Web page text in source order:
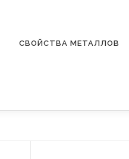
СВОЙСТВА МЕТАЛЛОВ